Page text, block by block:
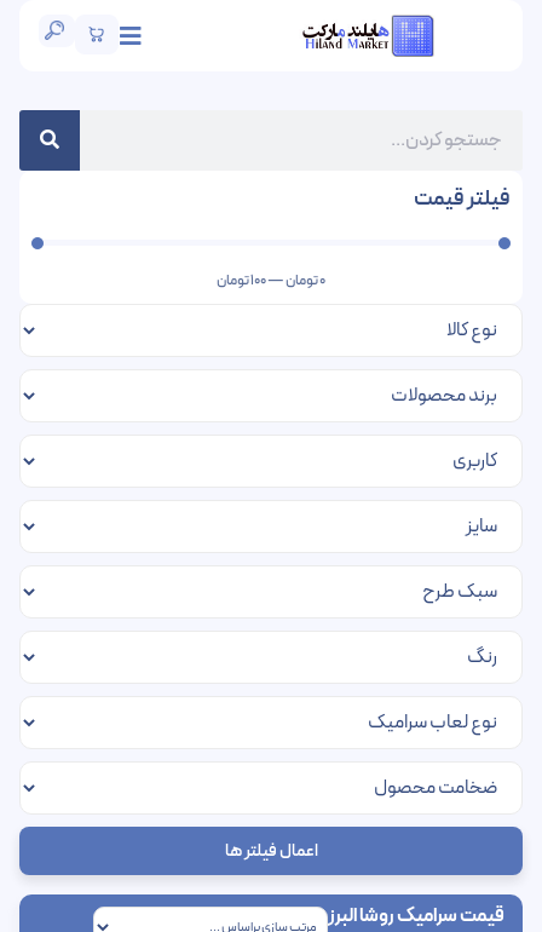
فیلتر قیمت
تومان—
100تومان
اعمال فیلتر ها
قیمت سرامیک روشا البرز